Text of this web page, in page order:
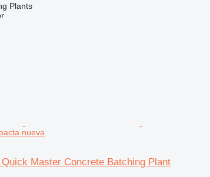
Plants
nueva
Master Concrete Batching Plant